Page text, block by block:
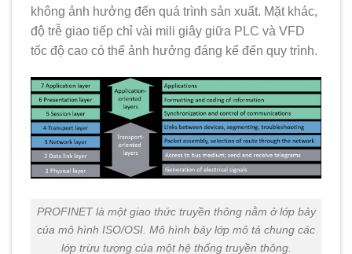
không ảnh hưởng đến quá trình sản xuất. Mặt khác,
độ trễ giao tiếp chỉ vài mili giây giữa PLC và VFD
tốc độ cao có thể ảnh hưởng đáng kể đến quy trình.
PROFINET là một giao thức truyền thông nằm ở lớp bảy
của mô hình ISO/OSI. Mô hình bảy lớp mô tả chung các
lớp trừu tượng của một hệ thống truyền thông.